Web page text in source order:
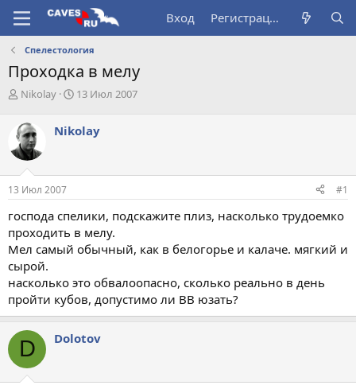
Вход Регистрация
Спелестология
Проходка в мелу
А
т
о
р
т
е
м
Nikolay
Д
а
ч
а
13 Июл 2007
Nikolay
13 Июл 2007 #1
господа спелики, подскажите плиз, насколько трудоемко
проходить в мелу.
Мел самый обычный, как в белогорье и калаче. мягкий и
сырой.
насколько это обвалоопасно, сколько реально в день
пройти кубов, допустимо ли ВВ юзать?
D Dolotov